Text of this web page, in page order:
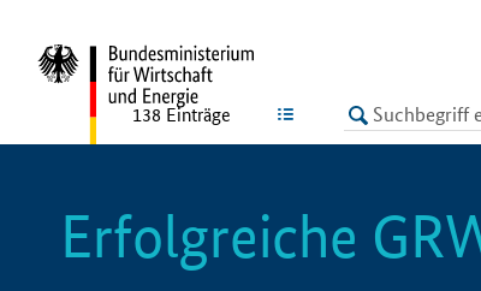
LISTE
138 Einträge
Erfolgreiche